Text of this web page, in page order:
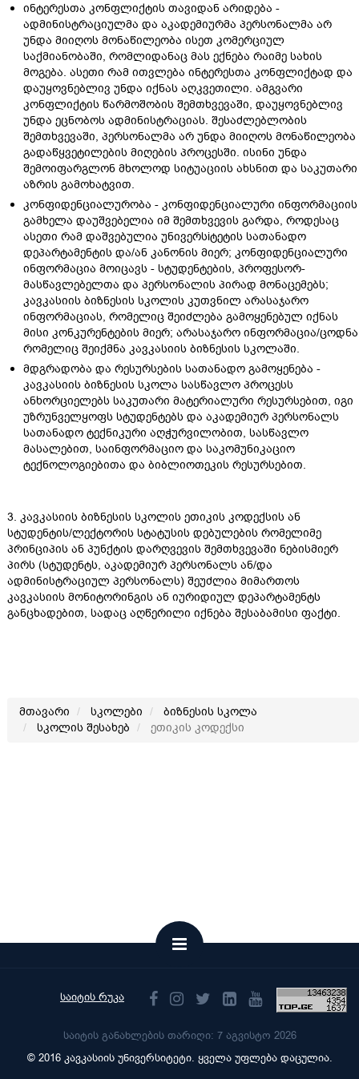
ინტერესთა კონფლიქტის თავიდან არიდება -
ადმინისტრაციულმა და აკადემიურმა პერსონალმა არ
უნდა მიიღოს მონაწილეობა ისეთ კომერციულ
საქმიანობაში, რომლიდანაც მას ექნება რაიმე სახის
მოგება. ასეთი რამ ითვლება ინტერესთა კონფლიქტად და
დაუყოვნებლივ უნდა იქნას აღკვეთილი. ამგვარი
კონფლიქტის წარმოშობის შემთხვევაში, დაუყოვნებლივ
უნდა ეცნობოს ადმინისტრაციას. შესაძლებლობის
შემთხვევაში, პერსონალმა არ უნდა მიიღოს მონაწილეობა
გადაწყვეტილების მიღების პროცესში. ისინი უნდა
შემოიფარგლონ მხოლოდ სიტუაციის ახსნით და საკუთარი
აზრის გამოხატვით.
კონფიდენციალურობა - კონფიდენციალური ინფორმაციის
გამხელა დაუშვებელია იმ შემთხვევის გარდა, როდესაც
ასეთი რამ დაშვებულია უნივერსiტეტის სათანადო
დეპარტამენტის და/ან კანონის მიერ; კონფიდენციალური
ინფორმაცია მოიცავს - სტუდენტების, პროფესორ-
მასწავლებელთა და პერსონალის პირად მონაცემებს;
კავკასიის ბიზნესის სკოლის კუთვნილ არასაჯარო
ინფორმაციას, რომელიც შეიძლება გამოყენებულ იქნას
მისი კონკურენტების მიერ; არასაჯარო ინფორმაცია/ცოდნა
რომელიც შეიქმნა კავკასიის ბიზნესის სკოლაში.
მდგრადობა და რესურსების სათანადო გამოყენება -
კავკასიის ბიზნესის სკოლა სასწავლო პროცესს
ანხორციელებს საკუთარი მატერიალური რესურსებით, იგი
უზრუნველყოფს სტუდენტებს და აკადემიურ პერსონალს
სათანადო ტექნიკური აღჭურვილობით, სასწავლო
მასალებით, საინფორმაციო და საკომუნიკაციო
ტექნოლოგიებითა და ბიბლიოთეკის რესურსებით.
3. კავკასიის ბიზნესის სკოლის ეთიკის კოდექსის ან
სტუდენტის/ლექტორის სტატუსის დებულების რომელიმე
პრინციპის ან პუნქტის დარღვევის შემთხვევაში ნებისმიერ
პირს (სტუდენტს, აკადემიურ პერსონალს ან/და
ადმინისტრაციულ პერსონალს) შეუძლია მიმართოს
კავკასიის მონიტორინგის ან იურიდიულ დეპარტამენტს
განცხადებით, სადაც აღწერილი იქნება შესაბამისი ფაქტი.
მთავარი სკოლები
ბიზნესის სკოლა
სკოლის შესახებ
ეთიკის კოდექსი
საიტის რუკა
საიტის განახლების თარიღი: 7 აგვისტო 2026
© 2016 კავკასიის უნივერსიტეტი. ყველა უფლება დაცულია.